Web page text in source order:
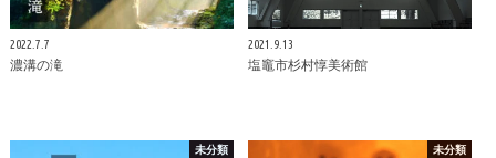
2022.7.7
濃溝の滝
2021.9.13
塩竈市杉村惇美術館
未分類 未分類